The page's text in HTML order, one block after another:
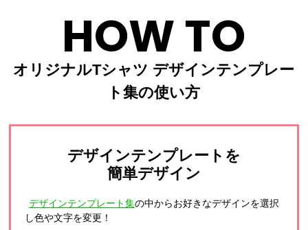
HOW TO
オリジナルTシャツ デザインテンプレー
ト集の使い方
デザインテンプレートを
簡単デザイン
デザインテンプレート集の中からお好きなデザインを選択
し色や文字を変更！